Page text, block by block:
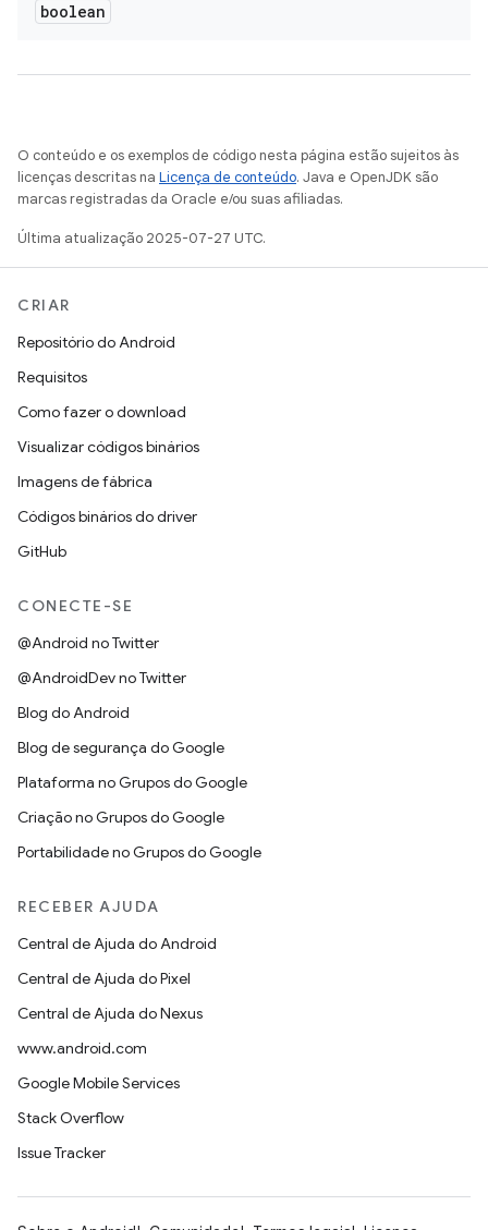
boolean
O conteúdo e os exemplos de código nesta página estão sujeitos às
licenças descritas na Licença de conteúdo. Java e OpenJDK são
marcas registradas da Oracle e/ou suas afiliadas.
Última atualização 2025-07-27 UTC.
CRIAR
Repositório do Android
Requisitos
Como fazer o download
Visualizar códigos binários
Imagens de fábrica
Códigos binários do driver
GitHub
CONECTE-SE
@Android no Twitter
@AndroidDev no Twitter
Blog do Android
Blog de segurança do Google
Plataforma no Grupos do Google
Criação no Grupos do Google
Portabilidade no Grupos do Google
RECEBER AJUDA
Central de Ajuda do Android
Central de Ajuda do Pixel
Central de Ajuda do Nexus
www.android.com
Google Mobile Services
Stack Overflow
Issue Tracker